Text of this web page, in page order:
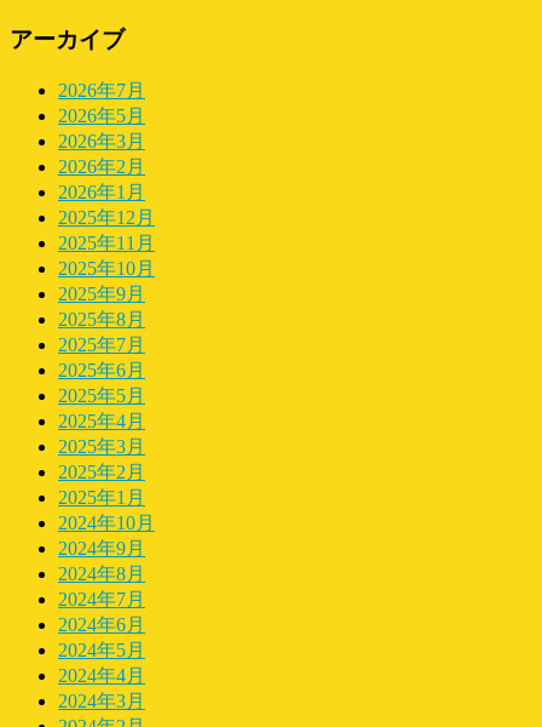
アーカイブ
2026年7月
2026年5月
2026年3月
2026年2月
2026年1月
2025年12月
2025年11月
2025年10月
2025年9月
2025年8月
2025年7月
2025年6月
2025年5月
2025年4月
2025年3月
2025年2月
2025年1月
2024年10月
2024年9月
2024年8月
2024年7月
2024年6月
2024年5月
2024年4月
2024年3月